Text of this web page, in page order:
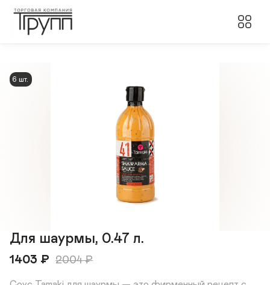
6 шт.
Для шаурмы, 0.47 л.
1403 ₽ 2004₽